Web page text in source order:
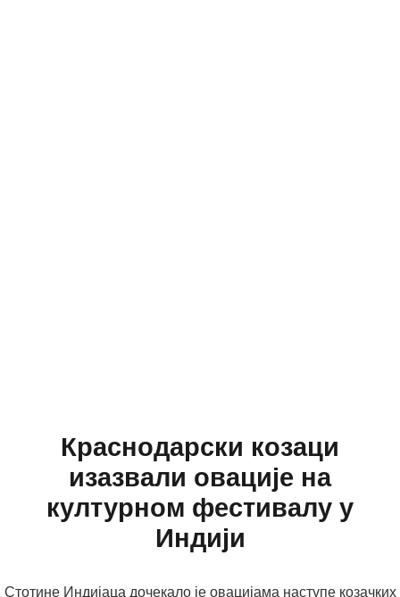
Краснодарски козаци
изазвали овације на
културном фестивалу у
Индији
Стотине Индијаца дочекало је овацијама наступе козачких